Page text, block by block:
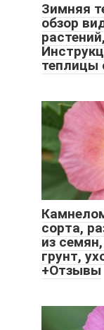
Зимняя
обзор
теплицы
сорта,
из
грунт,
+Отзывы